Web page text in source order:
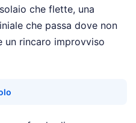
che flette, una
che passa dove non
un rincaro improvviso